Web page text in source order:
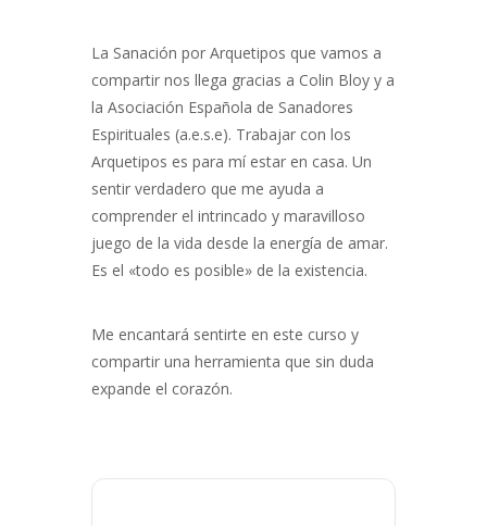
La Sanación por Arquetipos que vamos a
compartir nos llega gracias a Colin Bloy y a
la Asociación Española de Sanadores
Espirituales (a.e.s.e). Trabajar con los
Arquetipos es para mí estar en casa. Un
sentir verdadero que me ayuda a
comprender el intrincado y maravilloso
juego de la vida desde la energía de amar.
Es el «todo es posible» de la existencia.
Me encantará sentirte en este curso y
compartir una herramienta que sin duda
expande el corazón.